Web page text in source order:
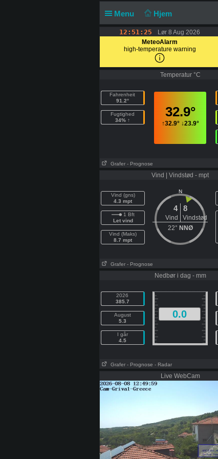
Menu Hjem
12:51:25
Lør 8 Aug 2026
MeteoAlarm
high-temperature warning
Temperatur °C
Fahrenheit
91.2°
Fugtighed
34% ↑
32.9°
↑32.9°↓23.9°
Grafer - Prognose
Vind | Vindstød - mpt
Vind (gns)
4.3 mpt
1 Bft
Let vind
Vind (Maks)
8.7 mpt
N
4 8
Vind
Vindstød
22° NNØ
Grafer - Prognose
Nedbør i dag - mm
2026
385.7
August
5.3
I går
4.5
0.0
Grafer - Prognose - Radar
Live WebCam